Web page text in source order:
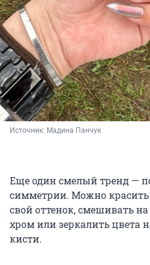
Источник: Мадина Панчук
Еще один смелый тренд —
симметрии. Можно
свой оттенок, смешивать
хром или зеркалить цвета
кисти.